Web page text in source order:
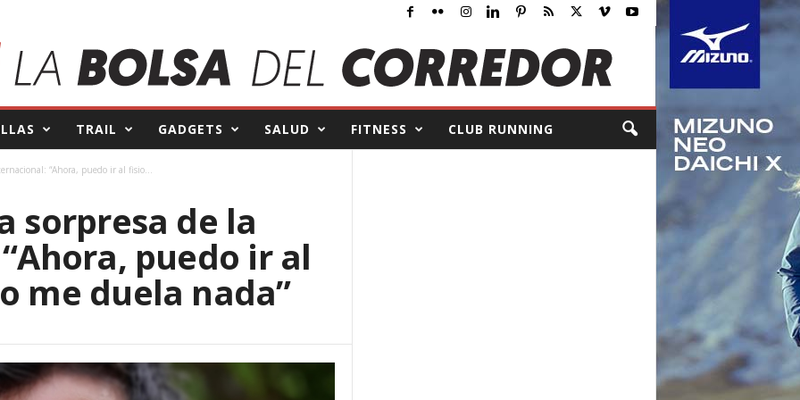
TRAIL GADGETS SALUD FITNESS CLUB RUNNING
“Ahora, puedo ir al fisio...
sorpresa de la
puedo ir al
me duela nada”